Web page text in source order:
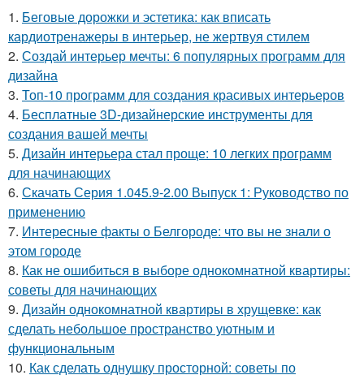
1. Беговые дорожки и эстетика: как вписать
кардиотренажеры в интерьер, не жертвуя стилем
2. Создай интерьер мечты: 6 популярных программ для
дизайна
3. Топ-10 программ для создания красивых интерьеров
4. Бесплатные 3D-дизайнерские инструменты для
создания вашей мечты
5. Дизайн интерьера стал проще: 10 легких программ
для начинающих
6. Скачать Серия 1.045.9-2.00 Выпуск 1: Руководство по
применению
7. Интересные факты о Белгороде: что вы не знали о
этом городе
8. Как не ошибиться в выборе однокомнатной квартиры:
советы для начинающих
9. Дизайн однокомнатной квартиры в хрущевке: как
сделать небольшое пространство уютным и
функциональным
10. Как сделать однушку просторной: советы по